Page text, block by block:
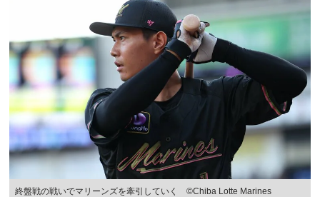
終盤戦の戦いでマリーンズを牽引していく ©Chiba Lotte Marines